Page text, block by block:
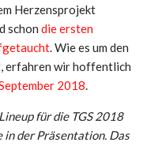
Herzensprojekt
schon die ersten
. Wie es um den
erfahren wir hoffentlich
2018.
für die TGS 2018
in der Präsentation. Das